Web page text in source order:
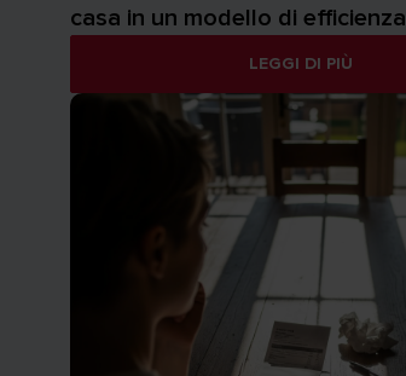
casa in un modello di efficienza
LEGGI DI PIÙ